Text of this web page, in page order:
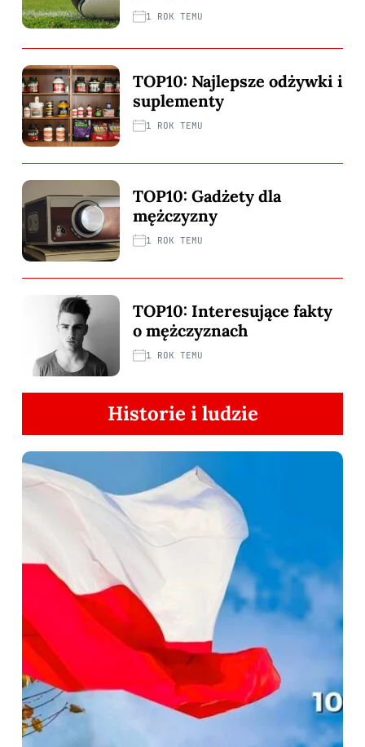
1 ROK TEMU
TOP10: Najlepsze odżywki i
suplementy
1 ROK TEMU
TOP10: Gadżety dla
mężczyzny
1 ROK TEMU
TOP10: Interesujące fakty
o mężczyznach
1 ROK TEMU
Historie i ludzie